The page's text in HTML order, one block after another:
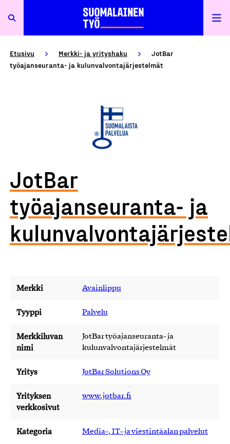
Etusivu Merkki- ja yrityshaku
JotBar
työajanseuranta- ja kulunvalvontajärjestelmät
JotBar
työajanseuranta- ja
Merkki Avainlippu
Tyyppi Palvelu
Merkkiluvan
nimi
JotBar työajanseuranta- ja
kulunvalvontajärjestelmät
Yritys JotBar Solutions Oy
Yrityksen
verkkosivut
www.jotbar.fi
Kategoria Media-, IT- ja viestintäalan palvelut